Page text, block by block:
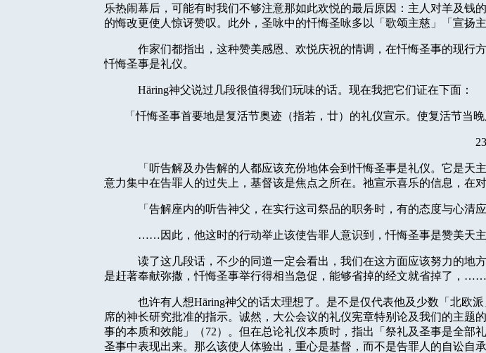
乐热闹幕后，可能有时我们不够注意那如此欢悦的最后原因：主人对羊及
的悔改更使人惊讶赞叹。此外，圣咏中的忏悔圣咏多以「歌颂主慈」「宣扬
作家们都指出，这种赞美感恩、欢悦庆祝的情调，在忏悔圣事的现行
忏悔圣事是礼仪。
Häring神父说过几段很值得我们玩味的话。现在我把它们证在下面：
「忏悔圣事首要地是复活节奥迹（指若，廿）的礼仪宣示。使复活节当
「听告解及办告解的人都应该充份地体会到忏悔圣事是礼仪。它是
意力集中在告罪人的过失上，基督该是焦点之所在。祂宣示喜乐的信息，在
「告解座内的听告神父，在实行这司祭品的职务时，有的态度与心清
……因此，他这时的行动举止该使告罪人意识到，忏悔圣事是赞美天
读了这几段话，不少的同道一定会看出，我们在这方面应该努力的地
是赶著奉献弥撒，忏悔圣事举行得相当急促，能够省掉的经文就省掉了，
也许有人想Häring神父的话太理想了。是不是仅代表他及少数「北欧
席的神长研究批准的指示。诚然，大公会议的礼仪宪章特别论及我们的主
事的本质和效能」（72）。但在总论礼仪本质时，指出「祭礼及圣事是全部
圣事中表现出来。那么该使人体验出，重心是基督，而不是告罪人的自讼